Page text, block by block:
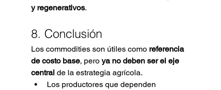
y regenerativos.
8. Conclusión
Los commodities son útiles como referencia
de costo base, pero ya no deben ser el eje
central de la estrategia agrícola.
Los productores que dependen